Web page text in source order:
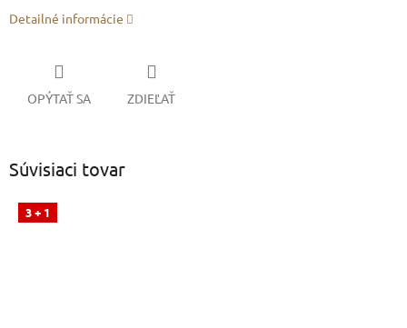
Detailné informácie
OPÝTAŤ SA ZDIEĽAŤ
Súvisiaci tovar
3 + 1